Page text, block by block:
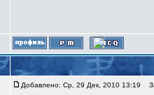
Добавлено: Ср, 29 Дек, 2010 13:19